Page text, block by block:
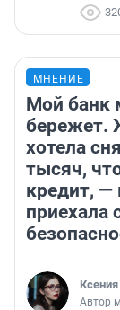
МНЕНИЕ
Мой банк
бережет.
хотела
тысяч,
кредит, —
приехала
Автор